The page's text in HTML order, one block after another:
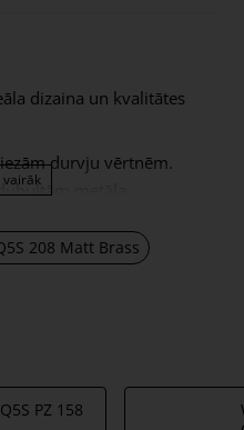
dizaina un kvalitātes
durvju vērtnēm.
metāla
garantē katrs
pa labi; kopā ar 5 mm
saucamie montāžas
208 Matt Brass
PZ 158